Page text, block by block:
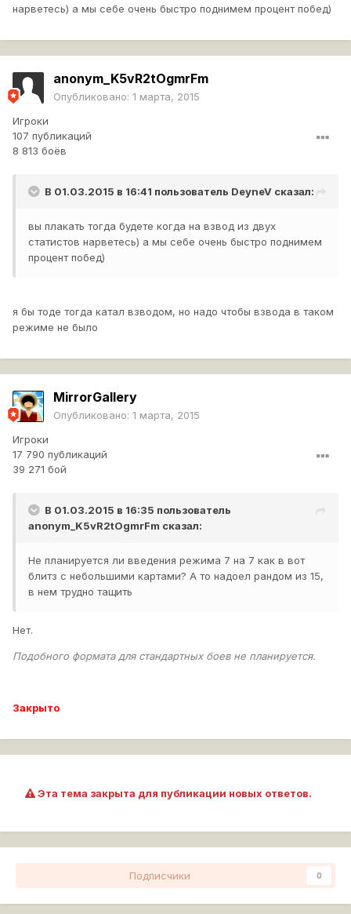
нарветесь) а мы себе очень быстро поднимем процент побед)
anonym_K5vR2tOgmrFm
Опубликовано: 1 марта, 2015
Игроки
107 публикаций
8 813 боёв
В 01.03.2015 в 16:41 пользователь DeyneV сказал:
вы плакать тогда будете когда на взвод из двух
статистов нарветесь) а мы себе очень быстро поднимем
процент побед)
я бы тоде тогда катал взводом, но надо чтобы взвода в таком
режиме не было
MirrorGallery
Опубликовано: 1 марта, 2015
Игроки
17 790 публикаций
39 271 бой
В 01.03.2015 в 16:35 пользователь
anonym_K5vR2tOgmrFm сказал:
Не планируется ли введения режима 7 на 7 как в вот
блитз с небольшими картами? А то надоел рандом из 15,
в нем трудно тащить
Нет.
Подобного формата для стандартных боев не планируется.
Закрыто
Эта тема закрыта для публикации новых ответов.
Подписчики 0